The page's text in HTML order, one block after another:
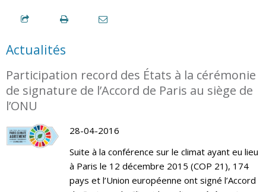
Actualités
Participation record des États à la cérémonie
de signature de l’Accord de Paris au siège de
l’ONU
28-04-2016
Suite à la conférence sur le climat ayant eu lieu
à Paris le 12 décembre 2015 (COP 21), 174
pays et l’Union européenne ont signé l’Accord